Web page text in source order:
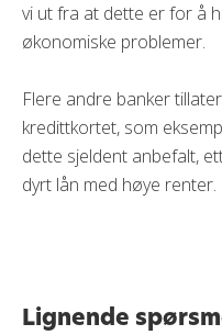
vi ut fra at dette er for å
økonomiske problemer.
Flere andre banker
kredittkortet, som
dette sjeldent anbefalt,
dyrt lån med høye renter.
Lignende